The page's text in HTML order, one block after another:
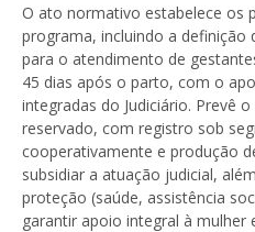
O ato normativo estabelece os
programa, incluindo a definição
para o atendimento de
45 dias após o parto, com o
integradas do Judiciário. Prevê
reservado, com registro sob
cooperativamente e produção
subsidiar a atuação judicial,
proteção (saúde, assistência
garantir apoio integral à mulher